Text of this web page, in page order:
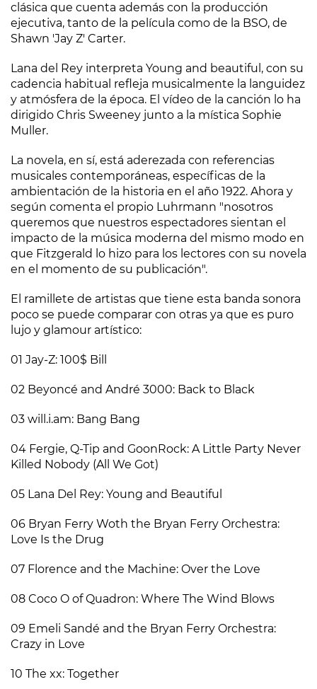
clásica que cuenta además con la producción
ejecutiva, tanto de la película como de la BSO, de
Shawn 'Jay Z' Carter.
Lana del Rey interpreta Young and beautiful , con su
cadencia habitual refleja musicalmente la languidez
y atmósfera de la época. El vídeo de la canción lo ha
dirigido Chris Sweeney junto a la mística Sophie
Muller.
La novela, en sí, está aderezada con referencias
musicales contemporáneas, específicas de la
ambientación de la historia en el año 1922. Ahora y
según comenta el propio Luhrmann "nosotros
queremos que nuestros espectadores sientan el
impacto de la música moderna del mismo modo en
que Fitzgerald lo hizo para los lectores con su novela
en el momento de su publicación".
El ramillete de artistas que tiene esta banda sonora
poco se puede comparar con otras ya que es puro
lujo y glamour artístico:
01 Jay-Z: 100$ Bill
02 Beyoncé and André 3000: Back to Black
03 will.i.am: Bang Bang
04 Fergie, Q-Tip and GoonRock: A Little Party Never
Killed Nobody (All We Got)
05 Lana Del Rey: Young and Beautiful
06 Bryan Ferry Woth the Bryan Ferry Orchestra:
Love Is the Drug
07 Florence and the Machine: Over the Love
08 Coco O of Quadron: Where The Wind Blows
09 Emeli Sandé and the Bryan Ferry Orchestra:
Crazy in Love
10 The xx: Together